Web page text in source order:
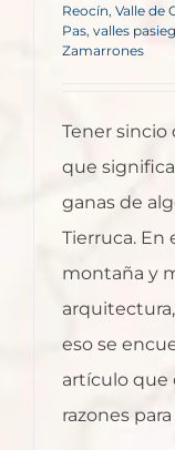
Reocín Valle de
Pas valles
Zamarrones
Tener sincio
que significa
ganas de
Tierruca. En
montaña y
eso se
artículo que
razones